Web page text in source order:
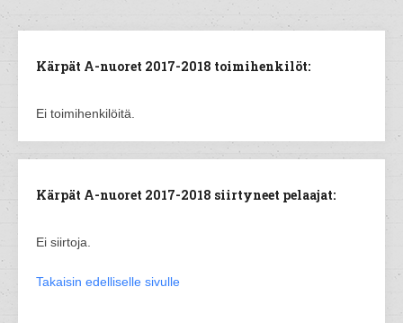
Kärpät A-nuoret 2017-2018 toimihenkilöt:
Ei toimihenkilöitä.
Kärpät A-nuoret 2017-2018 siirtyneet pelaajat:
Ei siirtoja.
Takaisin edelliselle sivulle